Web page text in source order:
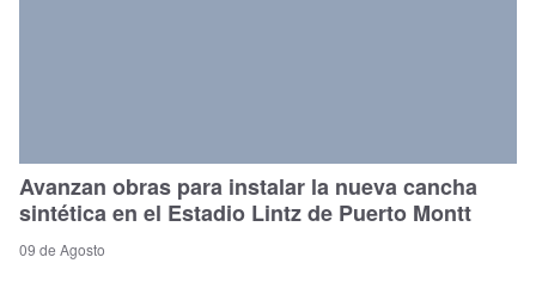
Avanzan obras para instalar la nueva cancha
sintética en el Estadio Lintz de Puerto Montt
09 de Agosto